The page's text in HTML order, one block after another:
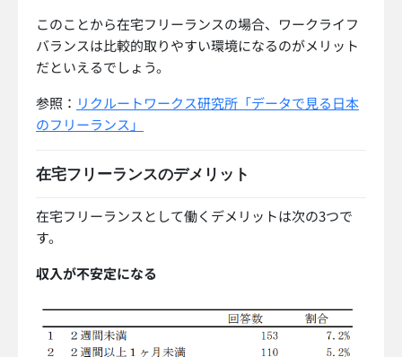
このことから在宅フリーランスの場合、ワークライフ
バランスは比較的取りやすい環境になるのがメリット
だといえるでしょう。
参照： リクルートワークス研究所「データで見る日本
のフリーランス」
在宅フリーランスのデメリット
在宅フリーランスとして働くデメリットは次の3つで
す。
収入が不安定になる